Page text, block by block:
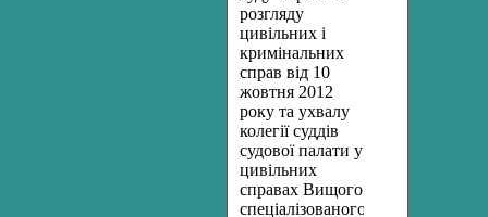
розгляду
цивільних і
кримінальних
справ від 10
жовтня 2012
року та ухвалу
колегії суддів
судової палати у
цивільних
справах Вищого
спеціалізованого